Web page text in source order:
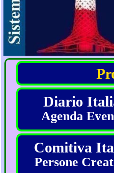
Diario
Agenda
Comitiva
Persone